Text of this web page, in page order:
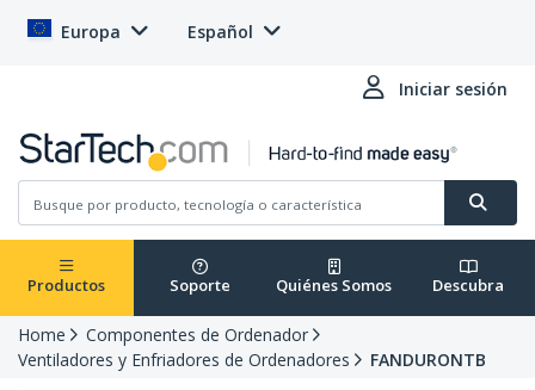
Europa Español
Iniciar sesión
Productos Soporte Quiénes Somos Descubra
Home
Componentes de Ordenador
Ventiladores y Enfriadores de Ordenadores
FANDURONTB